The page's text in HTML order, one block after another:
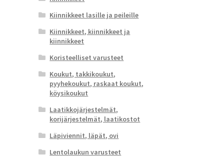
Kiinnikkeet lasille ja peileille
Kiinnikkeet, kiinnikkeet ja
kiinnikkeet
Koristeelliset varusteet
Koukut, takkikoukut,
pyyhekoukut, raskaat koukut,
köysikoukut
Laatikkojärjestelmät,
korijärjestelmät, laatikostot
Läpiviennit, läpät, ovi
Lentolaukun varusteet